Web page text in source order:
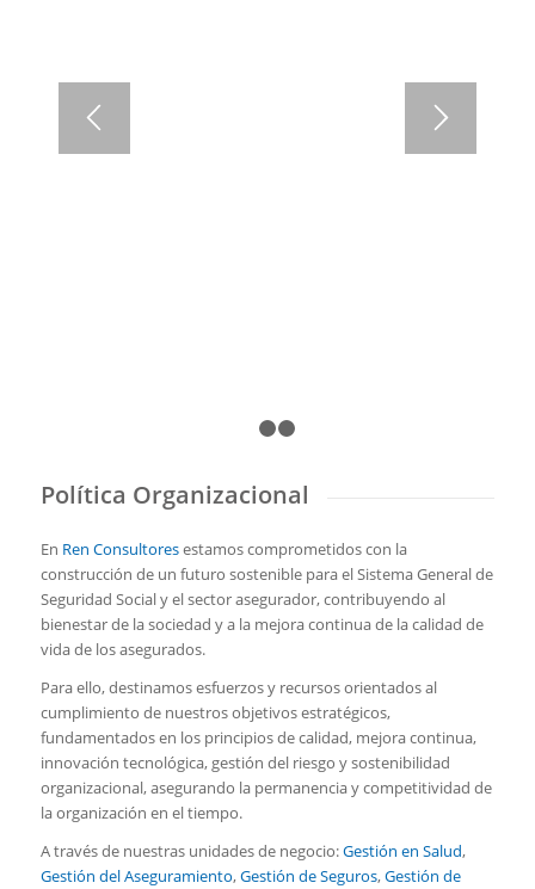
Política Organizacional
En Ren Consultoresestamos comprometidos con la
construcción de un futuro sostenible para el Sistema General de
Seguridad Social y el sector asegurador, contribuyendo al
bienestar de la sociedad y a la mejora continua de la calidad de
vida de los asegurados.
Para ello, destinamos esfuerzos y recursos orientados al
cumplimiento de nuestros objetivos estratégicos,
fundamentados en los principios de calidad, mejora continua,
innovación tecnológica, gestión del riesgo y sostenibilidad
organizacional, asegurando la permanencia y competitividad de
la organización en el tiempo.
A través de nuestras unidades de negocio:Gestión en Salud,
Gestión del Aseguramiento,Gestión de Seguros,Gestión de